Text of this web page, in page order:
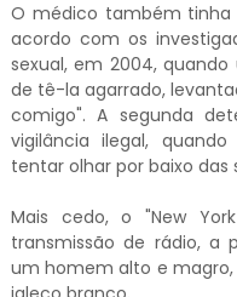
O médico também tinha
acordo com os
sexual, em 2004,
de tê-la agarrado,
comigo". A segunda
vigilância ilegal,
tentar olhar por baixo das
Mais cedo, o "New
transmissão de rádio, a
um homem alto e